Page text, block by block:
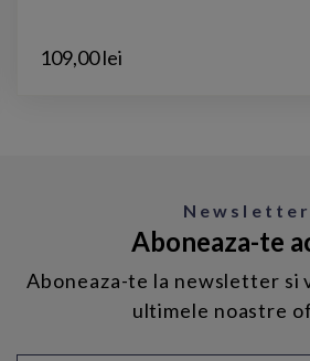
109,00 lei
Newsletter
Aboneaza-te
Aboneaza-te la newsletter si
ultimele noastre